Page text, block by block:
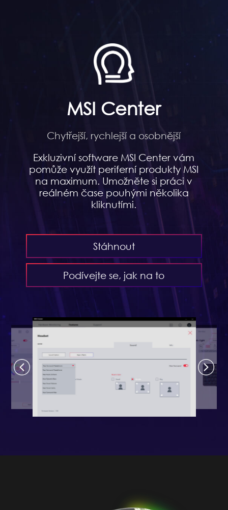
MSI Center
Chytřejší, rychlejší a osobnější
Exkluzivní software MSI Center vám
pomůže využít periferní produkty MSI
na maximum. Umožněte si práci v
reálném čase pouhými několika
kliknutími.
Stáhnout
Podívejte se, jak na to